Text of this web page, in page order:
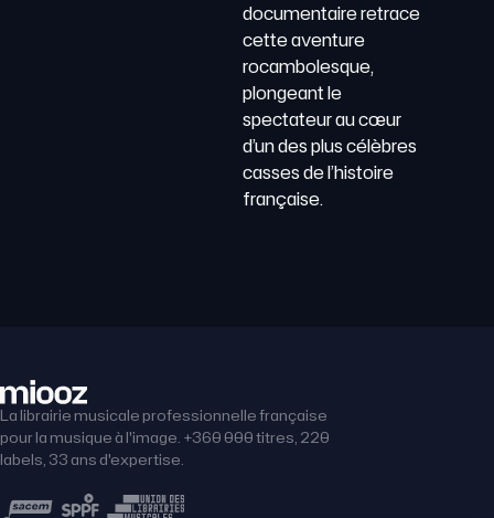
documentaire retrace
cette aventure
rocambolesque,
plongeant le
spectateur au cœur
d’un des plus célèbres
casses de l’histoire
française.
La librairie musicale professionnelle française
pour la musique à l'image. +360 000 titres, 220
labels, 33 ans d'expertise.